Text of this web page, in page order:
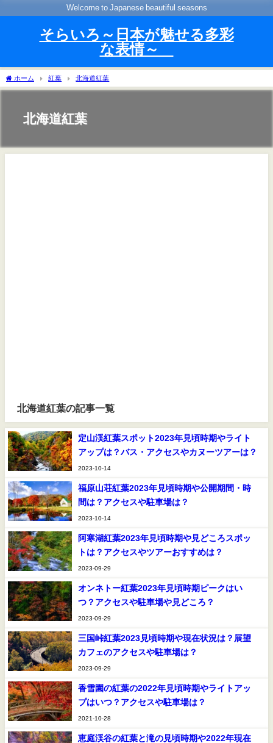
Welcome to Japanese beautiful seasons
そらいろ～日本が魅せる多彩
な表情～
ホーム 紅葉 北海道紅葉
北海道紅葉
北海道紅葉の記事一覧
定山渓紅葉スポット2023年見頃時期やライト
アップは？バス・アクセスやカヌーツアーは？
2023-10-14
福原山荘紅葉2023年見頃時期や公開期間・時
間は？アクセスや駐車場は？
2023-10-14
阿寒湖紅葉2023年見頃時期や見どころスポッ
トは？アクセスやツアーおすすめは？
2023-09-29
オンネトー紅葉2023年見頃時期ピークはい
つ？アクセスや駐車場や見どころ？
2023-09-29
三国峠紅葉2023見頃時期や現在状況は？展望
カフェのアクセスや駐車場は？
2023-09-29
香雪園の紅葉の2022年見頃時期やライトアッ
プはいつ？アクセスや駐車場は？
2021-10-28
恵庭渓谷の紅葉と滝の見頃時期や2022年現在